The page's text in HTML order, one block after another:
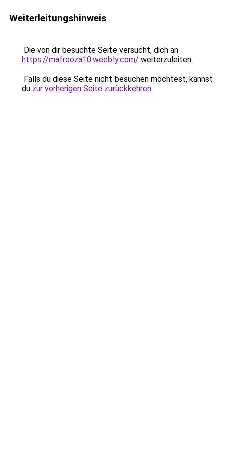
Weiterleitungshinweis
Die von dir besuchte Seite versucht, dich an
https://mafrooza10.weebly.com/ weiterzuleiten.
Falls du diese Seite nicht besuchen möchtest, kannst
du zur vorherigen Seite zurückkehren.